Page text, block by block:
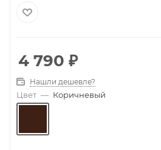
4 790 ₽
Нашли дешевле?
Цвет — Коричневый